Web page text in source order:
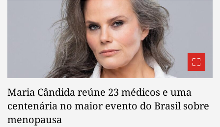
Maria Cândida reúne 23 médicos e uma
centenária no maior evento do Brasil sobre
menopausa